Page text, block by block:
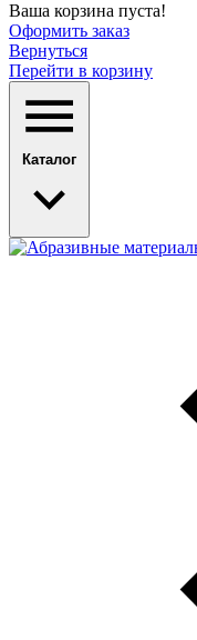
Ваша корзина пуста!
Оформить заказ
Вернуться
Перейти в корзину
Каталог